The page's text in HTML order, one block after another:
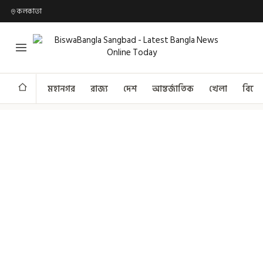
কলকাতা
মহানগর রাজ্য দেশ আন্তর্জাতিক খেলা